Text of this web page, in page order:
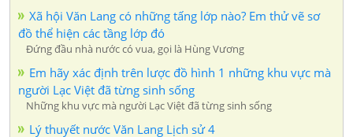
Xã hội Văn Lang có những tấng lớp nào? Em thử vẽ sơ
đồ thể hiện các tầng lớp đó
Đứng đầu nhà nước có vua, gọi là Hùng Vương
Em hãy xác định trên lược đồ hình 1 những khu vực mà
người Lạc Việt đã từng sinh sống
Những khu vực mà người Lạc Việt đã từng sinh sống
Lý thuyết nước Văn Lang Lịch sử 4